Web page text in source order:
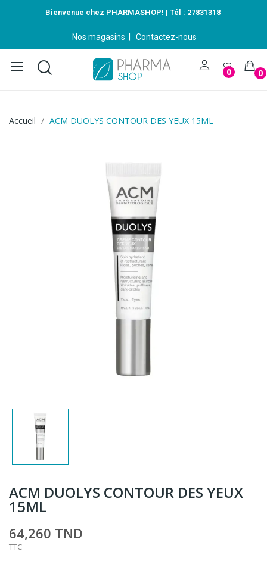
Bienvenue chez PHARMASHOP! | Tél : 27831318
Nos magasins Contactez-nous
0 0
Accueil ACM DUOLYS CONTOUR DES YEUX 15ML
ACM DUOLYS CONTOUR DES YEUX
15ML
64,260 TND
TTC